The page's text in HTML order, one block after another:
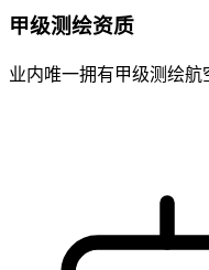
甲级测绘资质
业内唯一拥有甲级测绘